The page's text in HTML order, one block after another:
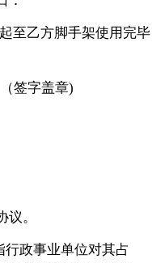
至乙方脚手架使用完毕
签字盖章)
。
行政事业单位对其占